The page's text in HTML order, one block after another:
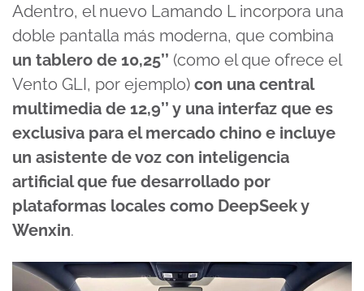
Adentro, el nuevo Lamando L incorpora una
doble pantalla más moderna, que combina
un tablero de 10,25’’ (como el que ofrece el
Vento GLI, por ejemplo) con una central
multimedia de 12,9’’ y una interfaz que es
exclusiva para el mercado chino e incluye
un asistente de voz con inteligencia
artificial que fue desarrollado por
plataformas locales como DeepSeek y
Wenxin.